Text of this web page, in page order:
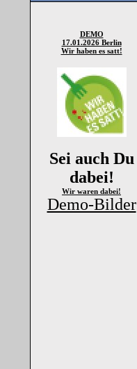
DEMO
17.01.2026 Berlin
Wir haben es satt!
Sei auch Du
dabei!
Wir waren dabei!
Demo-Bilder